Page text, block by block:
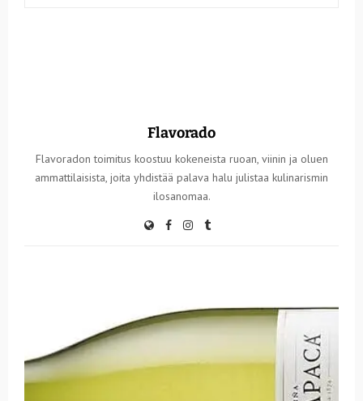
Flavorado
Flavoradon toimitus koostuu kokeneista ruoan, viinin ja oluen
ammattilaisista, joita yhdistää palava halu julistaa kulinarismin
ilosanomaa.